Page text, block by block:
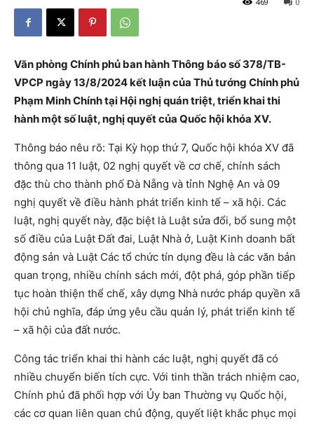
Văn phòng Chính phủ ban hành Thông báo số 378/TB-
VPCP ngày 13/8/2024 kết luận của Thủ tướng Chính phủ
Phạm Minh Chính tại Hội nghị quán triệt, triển khai thi
hành một số luật, nghị quyết của Quốc hội khóa XV.
Thông báo nêu rõ: Tại Kỳ họp thứ 7, Quốc hội khóa XV đã
thông qua 11 luật, 02 nghị quyết về cơ chế, chính sách
đặc thù cho thành phố Đà Nẵng và tỉnh Nghệ An và 09
nghị quyết về điều hành phát triển kinh tế – xã hội. Các
luật, nghị quyết này, đặc biệt là Luật sửa đổi, bổ sung một
số điều của Luật Đất đai, Luật Nhà ở, Luật Kinh doanh bất
động sản và Luật Các tổ chức tín dụng đều là các văn bản
quan trọng, nhiều chính sách mới, đột phá, góp phần tiếp
tục hoàn thiện thể chế, xây dựng Nhà nước pháp quyền xã
hội chủ nghĩa, đáp ứng yêu cầu quản lý, phát triển kinh tế
– xã hội của đất nước.
Công tác triển khai thi hành các luật, nghị quyết đã có
nhiều chuyển biến tích cực. Với tinh thần trách nhiệm cao,
Chính phủ đã phối hợp với Ủy ban Thường vụ Quốc hội,
các cơ quan liên quan chủ động, quyết liệt khắc phục mọi